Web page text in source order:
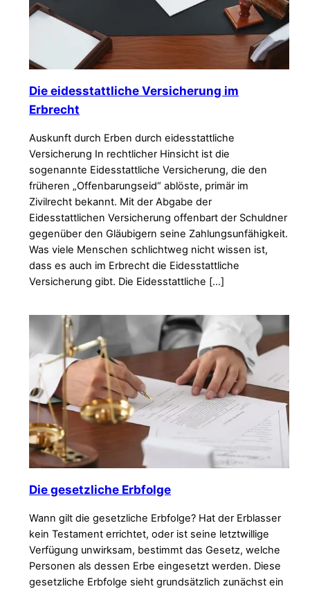
Die eidesstattliche Versicherung im
Erbrecht
Auskunft durch Erben durch eidesstattliche
Versicherung In rechtlicher Hinsicht ist die
sogenannte Eidesstattliche Versicherung, die den
früheren „Offenbarungseid“ ablöste, primär im
Zivilrecht bekannt. Mit der Abgabe der
Eidesstattlichen Versicherung offenbart der Schuldner
gegenüber den Gläubigern seine Zahlungsunfähigkeit.
Was viele Menschen schlichtweg nicht wissen ist,
dass es auch im Erbrecht die Eidesstattliche
Versicherung gibt. Die Eidesstattliche […]
Die gesetzliche Erbfolge
Wann gilt die gesetzliche Erbfolge? Hat der Erblasser
kein Testament errichtet, oder ist seine letztwillige
Verfügung unwirksam, bestimmt das Gesetz, welche
Personen als dessen Erbe eingesetzt werden. Diese
gesetzliche Erbfolge sieht grundsätzlich zunächst ein